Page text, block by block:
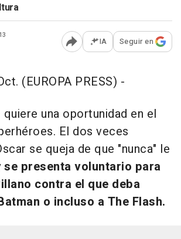
Abrir opciones para
IA Seguir en
(EUROPA PRESS) -
quiere una oportunidad en el
El dos veces
se queja de que "nunca" le
se presenta voluntario para
contra el que deba
o incluso a The Flash.